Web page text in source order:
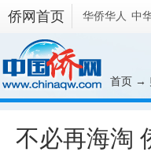
侨网首页 华侨华人 中
首页 →
不必再海淘